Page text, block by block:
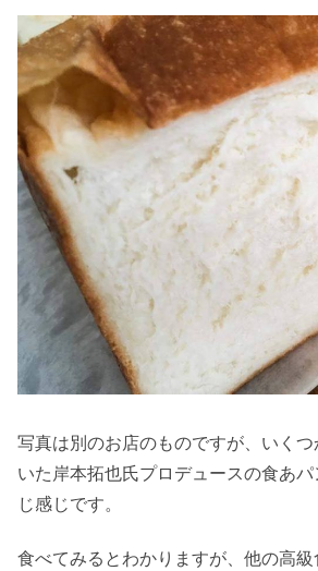
写真は別のお店のものですが、いく
いた岸本拓也氏プロデュースの食あ
じ感じです。
食べてみるとわかりますが、他の高